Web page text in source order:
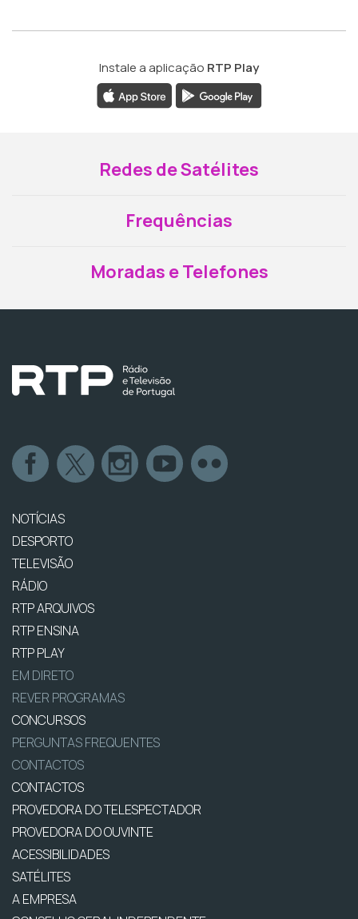
Instale a aplicação RTP Play
Redes de Satélites
Frequências
Moradas e Telefones
NOTÍCIAS
DESPORTO
TELEVISÃO
RÁDIO
RTP ARQUIVOS
RTP ENSINA
RTP PLAY
EM DIRETO
REVER PROGRAMAS
CONCURSOS
PERGUNTAS FREQUENTES
CONTACTOS
CONTACTOS
PROVEDORA DO TELESPECTADOR
PROVEDORA DO OUVINTE
ACESSIBILIDADES
SATÉLITES
A EMPRESA